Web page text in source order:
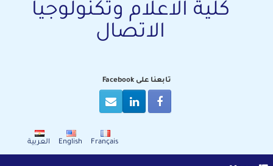
كلية الاعلام وتكنولوجيا
الاتصال
تابعنا على Facebook
العربية English Français